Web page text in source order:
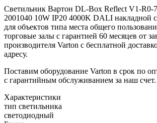
Светильник Вартон DL-Box Reflect V1-R0-
2001040 10W IP20 4000K DALI накладной
для объектов типа места общего
торговые залы с гарантией 60 месяцев от
производителя Varton с бесплатной
адресу.
Поставим оборудование Varton в срок по
с гарантийным обслуживанием за наш счет.
Характеристики
тип светильника
светодиодный